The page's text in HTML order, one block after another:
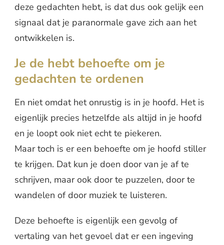
deze gedachten hebt, is dat dus ook gelijk een
signaal dat je paranormale gave zich aan het
ontwikkelen is.
Je de hebt behoefte om je
gedachten te ordenen
En niet omdat het onrustig is in je hoofd. Het is
eigenlijk precies hetzelfde als altijd in je hoofd
en je loopt ook niet echt te piekeren.
Maar toch is er een behoefte om je hoofd stiller
te krijgen. Dat kun je doen door van je af te
schrijven, maar ook door te puzzelen, door te
wandelen of door muziek te luisteren.
Deze behoefte is eigenlijk een gevolg of
vertaling van het gevoel dat er een ingeving